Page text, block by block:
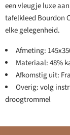
een vleugje luxe
tafelkleed Bourdon
elke gelegenheid.
Afmeting:
Materiaal: 48%
Afkomstig uit:
Overig: volg
droogtrommel